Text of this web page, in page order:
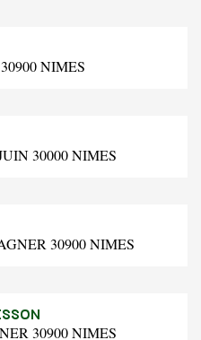
NIMES
30000 NIMES
30900 NIMES
30900 NIMES